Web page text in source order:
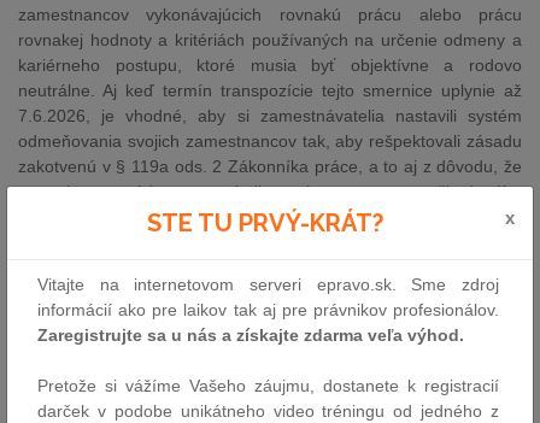
zamestnancov vykonávajúcich rovnakú prácu alebo prácu
rovnakej hodnoty a kritériách používaných na určenie odmeny a
kariérneho postupu, ktoré musia byť objektívne a rodovo
neutrálne. Aj keď termín transpozície tejto smernice uplynie až
7.6.2026, je vhodné, aby si zamestnávatelia nastavili systém
odmeňovania svojich zamestnancov tak, aby rešpektovali zásadu
zakotvenú v § 119a ods. 2 Zákonníka práce, a to aj z dôvodu, že
smernica zavádza prostriedky nápravy pre poškodeného
odmeny pre mužov a ženy za rovnakú prácu nie je dodržaná,
osoba dotknutá na svojich právach má možnosť zvoliť si ako
jednu z foriem ochrany možnosť domáhať sa primeraného
ktorá vykonávala rovnakú prácu (komparátor) a mzde, ktorá bola
vyplácaná dotknutej osobe.
STE TU PRVÝ-KRÁT? x
Vitajte na internetovom serveri epravo.sk. Sme zdroj
informácií ako pre laikov tak aj pre právnikov profesionálov.
Zaregistrujte sa u nás a získajte zdarma veľa výhod.
Pretože si vážíme Vašeho záujmu, dostanete k registracií
darček v podobe unikátneho video tréningu od jedného z